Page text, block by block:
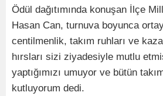
Ödül dağıtımında konuşan İlçe
Hasan Can, turnuva boyunca
centilmenlik, takım ruhları ve
hırsları sizi ziyadesiyle mutlu
yaptığımızı umuyor ve bütün
kutluyorum dedi.